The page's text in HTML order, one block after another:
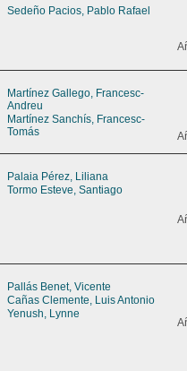
Sedeño Pacios, Pablo Rafael
Martínez Gallego, Francesc-
Andreu
Martínez Sanchís, Francesc-
Tomás
Palaia Pérez, Liliana
Tormo Esteve, Santiago
Pallás Benet, Vicente
Cañas Clemente, Luis Antonio
Yenush, Lynne